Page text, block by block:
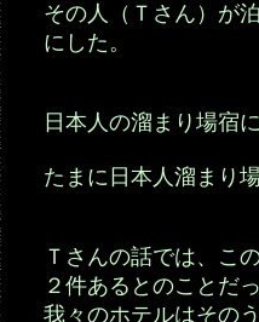
その人（Ｔさん）が
にした。
日本人の溜まり場宿
たまに日本人溜まり
Ｔさんの話では、こ
２件あるとのことだ
我々のホテルはその